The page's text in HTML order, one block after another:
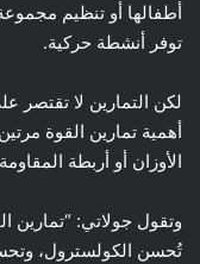
أطفالها أو تنظيم
توفر أنشطة حركية.
لكن التمارين لا تقتصر
أهمية تمارين القوة
الأوزان أو أربطة
وتقول جولاتي: “تمارين
تُحسن الكولسترول،